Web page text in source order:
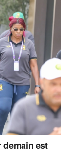
demain est